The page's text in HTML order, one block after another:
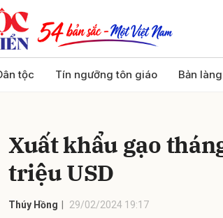
tộc Tín ngưỡng tôn giáo Bản
Xuất khẩu gạo
triệu USD
Thúy Hồng 29/02/2024 19:17
Gửi bình